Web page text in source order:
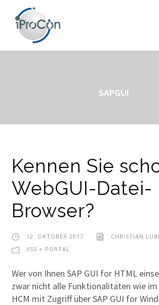
SAPGUI
Kennen Sie
WebGUI-Datei-
Browser?
12. OKTOBER 2017
CHRISTIAN
XSS + PORTAL
Wer von Ihnen SAP GUI for HTML
zwar nicht alle Funktionalitäten wie im
HCM mit Zugriff über SAP GUI for